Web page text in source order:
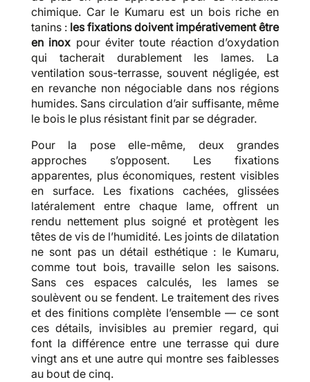
chimique. Car le Kumaru est un bois riche en
tanins : les fixations doivent impérativement être
en inox pour éviter toute réaction d’oxydation
qui tacherait durablement les lames. La
ventilation sous-terrasse, souvent négligée, est
en revanche non négociable dans nos régions
humides. Sans circulation d’air suffisante, même
le bois le plus résistant finit par se dégrader.
Pour la pose elle-même, deux grandes
approches s’opposent. Les fixations
apparentes, plus économiques, restent visibles
en surface. Les fixations cachées, glissées
latéralement entre chaque lame, offrent un
rendu nettement plus soigné et protègent les
têtes de vis de l’humidité. Les joints de dilatation
ne sont pas un détail esthétique : le Kumaru,
comme tout bois, travaille selon les saisons.
Sans ces espaces calculés, les lames se
soulèvent ou se fendent. Le traitement des rives
et des finitions complète l’ensemble — ce sont
ces détails, invisibles au premier regard, qui
font la différence entre une terrasse qui dure
vingt ans et une autre qui montre ses faiblesses
au bout de cinq.